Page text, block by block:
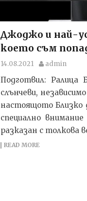
Джоджо и най-
което съм
14.08.2021 admin
Подготвил: Ралица
слънчеви,
настоящото Близко
специално
разказан с толкова
READ MORE